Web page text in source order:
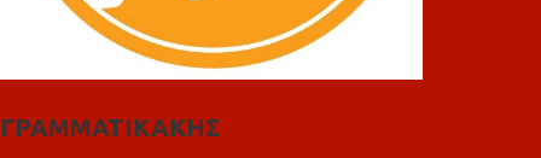
ΓΡΑΜΜΑΤΙΚΑΚΗΣ